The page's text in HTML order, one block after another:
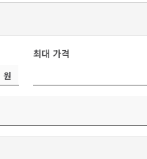
원
최대 가격